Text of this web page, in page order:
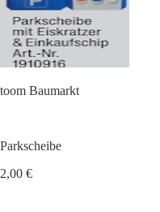
toom Baumarkt
Parkscheibe
2,00 €